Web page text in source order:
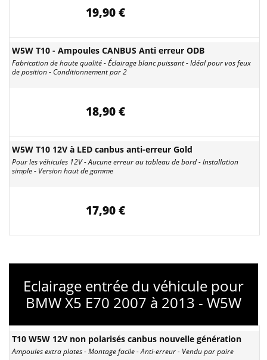
19,90 €
W5W T10 - Ampoules CANBUS Anti erreur ODB
Fabrication de haute qualité - Éclairage blanc puissant - Idéal pour vos feux
de position - Conditionnement par 2
18,90 €
W5W T10 12V à LED canbus anti-erreur Gold
Pour les véhicules 12V - Aucune erreur au tableau de bord - Installation
simple - Version haut de gamme
17,90 €
Eclairage entrée du véhicule pour
BMW X5 E70 2007 à 2013 - W5W
T10 W5W 12V non polarisés canbus nouvelle génération
Ampoules extra plates - Montage facile - Anti-erreur - Vendu par paire